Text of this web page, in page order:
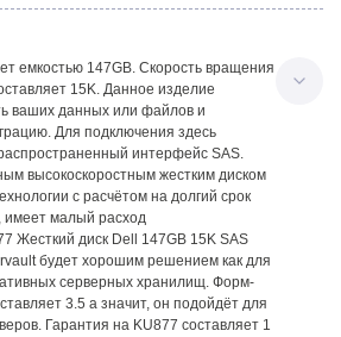
емкостью 147GB. Скорость вращения
15K. Данное изделие
ваших данных или файлов и
Для подключения здесь
интерфейс SAS.
высокоскоростным жестким диском
с расчётом на долгий срок
имеет малый расход
Жесткий диск Dell 147GB 15K SAS
будет хорошим решением как для
серверных хранилищ. Форм-
3.5 а значит, он подойдёт для
Гарантия на KU877 составляет 1